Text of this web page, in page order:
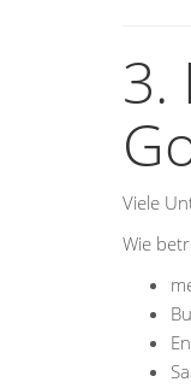
3.
Viele
Wie